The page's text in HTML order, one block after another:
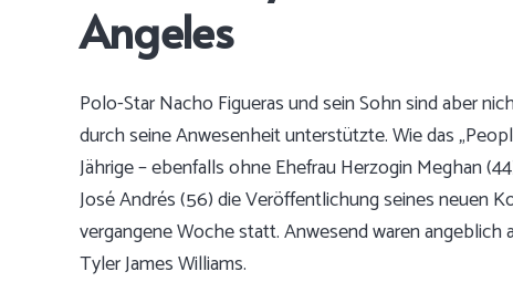
Angeles
Polo-Star Nacho Figueras und sein Sohn sind aber
durch seine Anwesenheit unterstützte. Wie das
Jährige – ebenfalls ohne Ehefrau Herzogin Meghan
José Andrés (56) die Veröffentlichung seines neuen
vergangene Woche statt. Anwesend waren angeblich
Tyler James Williams.